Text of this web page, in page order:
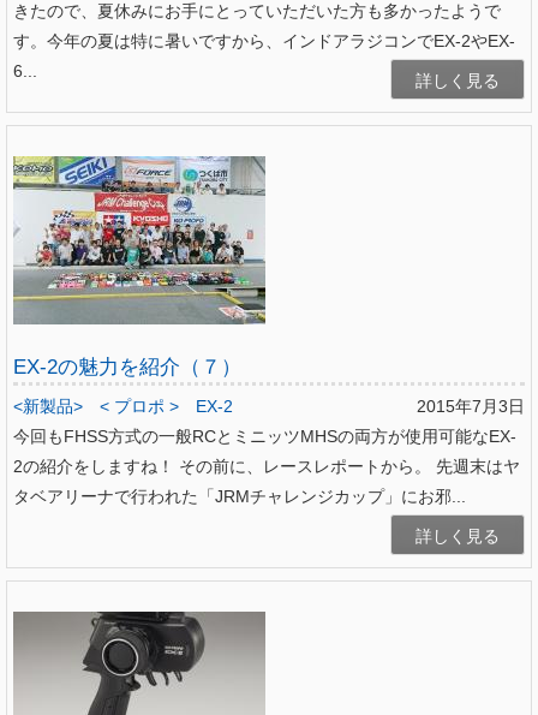
きたので、夏休みにお手にとっていただいた方も多かったようで
す。今年の夏は特に暑いですから、インドアラジコンでEX-2やEX-
6...
詳しく見る
EX-2の魅力を紹介（７）
2015年7月3日
<新製品> < プロポ >
EX-2
今回もFHSS方式の一般RCとミニッツMHSの両方が使用可能なEX-
2の紹介をしますね！ その前に、レースレポートから。 先週末はヤ
タベアリーナで行われた「JRMチャレンジカップ」にお邪...
詳しく見る